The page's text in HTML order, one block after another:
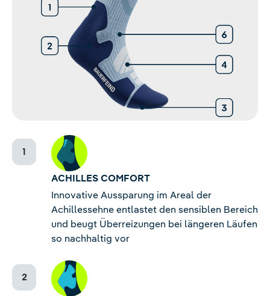
ACHILLES COMFORT
Innovative Aussparung im Areal der
Achillessehne entlastet den sensiblen Bereich
und beugt Überreizungen bei längeren Läufen
so nachhaltig vor